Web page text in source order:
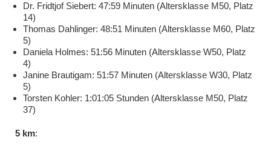
Dr. Fridtjof Siebert: 47:59 Minuten (Altersklasse M50, Platz
14)
Thomas Dahlinger: 48:51 Minuten (Altersklasse M60, Platz
5)
Daniela Holmes: 51:56 Minuten (Altersklasse W50, Platz
4)
Janine Brautigam: 51:57 Minuten (Altersklasse W30, Platz
5)
Torsten Kohler: 1:01:05 Stunden (Altersklasse M50, Platz
37)
5 km: